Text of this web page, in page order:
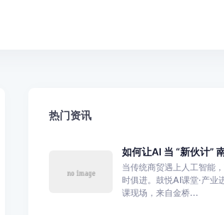
热门资讯
如何让AI 当 “新伙计”
当传统商贸遇上人工智能
时俱进。鼓悦AI课堂·产业
课现场，来自金桥...